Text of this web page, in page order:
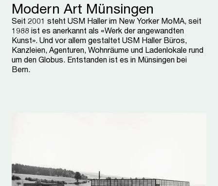
Modern Art Münsingen
Seit 2001 steht USM Haller im New Yorker MoMA, seit
1988 ist es anerkannt als «Werk der angewandten
Kunst». Und vor allem gestaltet USM Haller Büros,
Kanzleien, Agenturen, Wohnräume und Ladenlokale rund
um den Globus. Entstanden ist es in Münsingen bei
Bern.